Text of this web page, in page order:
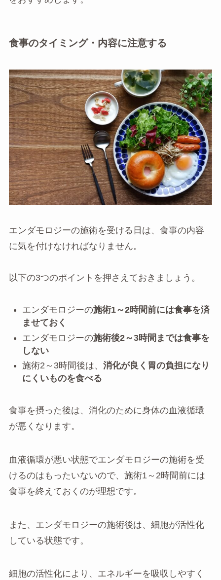
食事のタイミング・内容に注意する
エンダモロジーの施術を受ける日は、食事の内容
に気を付けなければなりません。
以下の3つのポイントを押さえておきましょう。
エンダモロジーの施術1～2時間前には食事を済
ませておく
エンダモロジーの施術後2～3時間までは食事を
しない
施術2～3時間後は、 消化が良く胃の負担になり
にくいものを食べる
食事を摂った後は、消化のために身体の血液循環
が悪くなります。
血液循環が悪い状態でエンダモロジーの施術を受
けるのはもったいないので、施術1～2時間前には
食事を終えておくのが理想です。
また、エンダモロジーの施術後は、細胞が活性化
している状態です。
細胞の活性化により、エネルギーを吸収しやすく